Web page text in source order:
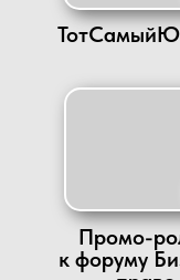
Промо-
к форуму